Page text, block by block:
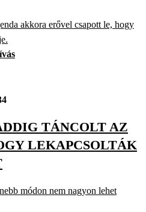
akkora erővel csapott le, hogy
TÁNCOLT AZ
LEKAPCSOLTÁK
módon nem nagyon lehet